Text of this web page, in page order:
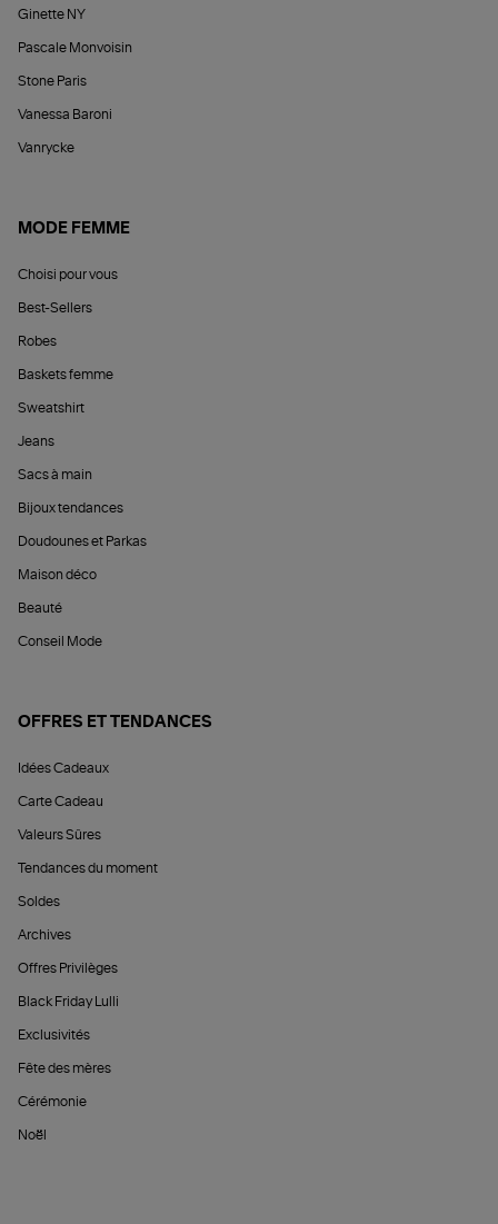
Ginette NY
Pascale Monvoisin
Stone Paris
Vanessa Baroni
Vanrycke
MODE FEMME
Choisi pour vous
Best-Sellers
Robes
Baskets femme
Sweatshirt
Jeans
Sacs à main
Bijoux tendances
Doudounes et Parkas
Maison déco
Beauté
Conseil Mode
OFFRES ET TENDANCES
Idées Cadeaux
Carte Cadeau
Valeurs Sûres
Tendances du moment
Soldes
Archives
Offres Privilèges
Black Friday Lulli
Exclusivités
Fête des mères
Cérémonie
Noël